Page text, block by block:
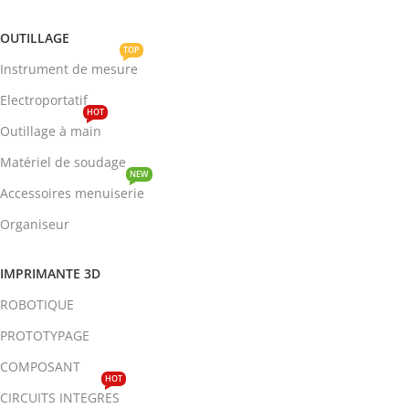
OUTILLAGE
Instrument de mesure
TOP
Electroportatif
Outillage à main
HOT
Matériel de soudage
Accessoires menuiserie
NEW
Organiseur
IMPRIMANTE 3D
ROBOTIQUE
PROTOTYPAGE
COMPOSANT
CIRCUITS INTEGRES
HOT